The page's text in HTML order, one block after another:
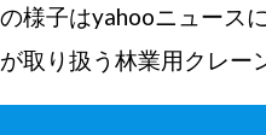
様子はyahooニュース
取り扱う林業用クレー